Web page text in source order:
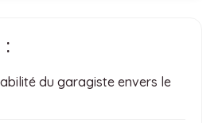
:
du garagiste envers le